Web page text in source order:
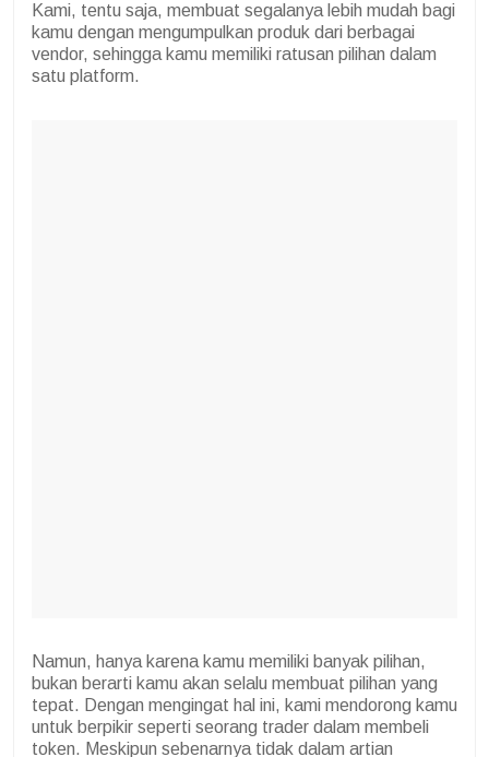
Kami, tentu saja, membuat segalanya lebih mudah bagi
kamu dengan mengumpulkan produk dari berbagai
vendor, sehingga kamu memiliki ratusan pilihan dalam
satu platform.
Namun, hanya karena kamu memiliki banyak pilihan,
bukan berarti kamu akan selalu membuat pilihan yang
tepat. Dengan mengingat hal ini, kami mendorong kamu
untuk berpikir seperti seorang trader dalam membeli
token. Meskipun sebenarnya tidak dalam artian